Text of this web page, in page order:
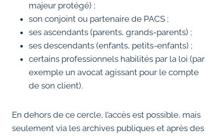
majeur protégé) ;
son conjoint ou partenaire de PACS ;
ses ascendants (parents, grands-parents) ;
ses descendants (enfants, petits-enfants) ;
certains professionnels habilités par la loi (par
exemple un avocat agissant pour le compte
de son client).
En dehors de ce cercle, l’accès est possible, mais
seulement via les archives publiques et après des